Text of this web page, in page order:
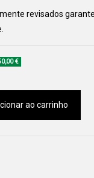
revisados
€
ao carrinho